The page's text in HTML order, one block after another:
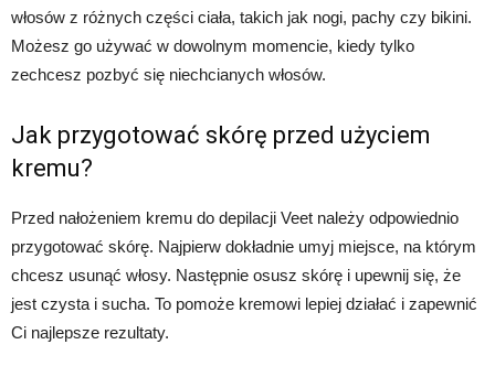
włosów z różnych części ciała, takich jak nogi, pachy czy bikini.
Możesz go używać w dowolnym momencie, kiedy tylko
zechcesz pozbyć się niechcianych włosów.
Jak przygotować skórę przed użyciem
kremu?
Przed nałożeniem kremu do depilacji Veet należy odpowiednio
przygotować skórę. Najpierw dokładnie umyj miejsce, na którym
chcesz usunąć włosy. Następnie osusz skórę i upewnij się, że
jest czysta i sucha. To pomoże kremowi lepiej działać i zapewnić
Ci najlepsze rezultaty.